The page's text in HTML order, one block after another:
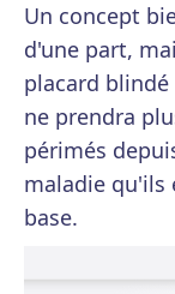
Un concept
d'une part,
placard
ne prendra
périmés
maladie qu'ils
base.